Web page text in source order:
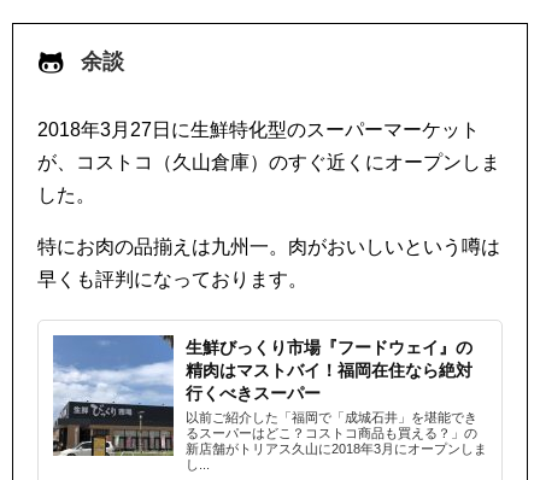
余談
2018年3月27日に生鮮特化型のスーパーマーケット
が、コストコ（久山倉庫）のすぐ近くにオープンしま
した。
特にお肉の品揃えは九州一。肉がおいしいという噂は
早くも評判になっております。
生鮮びっくり市場『フードウェイ』の
精肉はマストバイ！福岡在住なら絶対
行くべきスーパー
以前ご紹介した「福岡で「成城石井」を堪能でき
るスーパーはどこ？コストコ商品も買える？」の
新店舗がトリアス久山に2018年3月にオープンしま
し...